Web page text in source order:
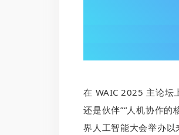
在 WAIC 2025 主论坛
还是伙伴”“人机协作的
界人工智能大会举办以